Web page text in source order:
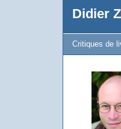
Didier
Critiques de